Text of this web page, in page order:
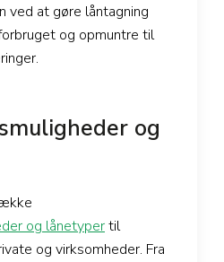
ved at gøre låntagning
og opmuntre til
og
og lånetypertil
og virksomheder. Fra